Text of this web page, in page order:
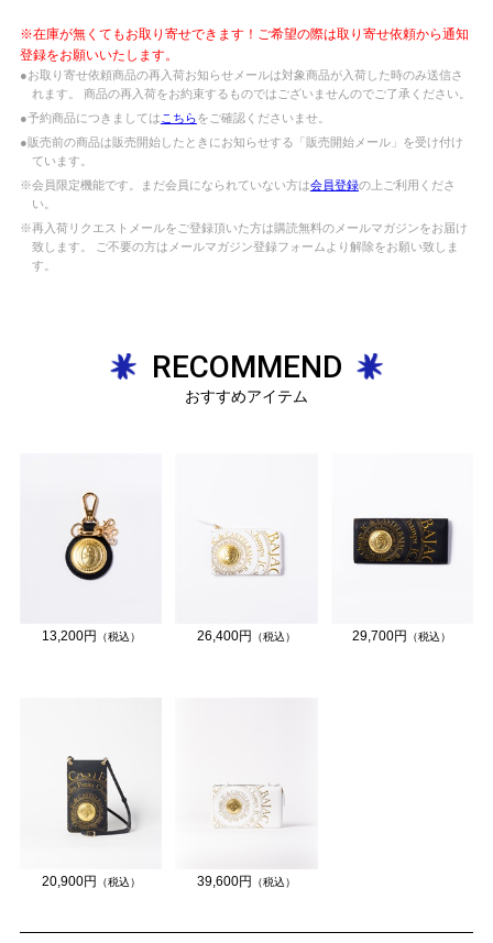
※在庫が無くてもお取り寄せできます！ご希望の際は取り寄せ依頼から通知
登録をお願いいたします。
●お取り寄せ依頼商品の再入荷お知らせメールは対象商品が入荷した時のみ送信さ
れます。 商品の再入荷をお約束するものではございませんのでご了承ください。
●予約商品につきましては こちらをご確認くださいませ。
●販売前の商品は販売開始したときにお知らせする「販売開始メール」を受け付け
ています。
※会員限定機能です。まだ会員になられていない方は会員登録の上ご利用くださ
い。
※再入荷リクエストメールをご登録頂いた方は購読無料のメールマガジンをお届け
致します。 ご不要の方はメールマガジン登録フォームより解除をお願い致しま
す。
RECOMMEND
おすすめアイテム
13,200円 （税込） 26,400円 （税込） 29,700円 （税込）
20,900円 （税込） 39,600円 （税込）